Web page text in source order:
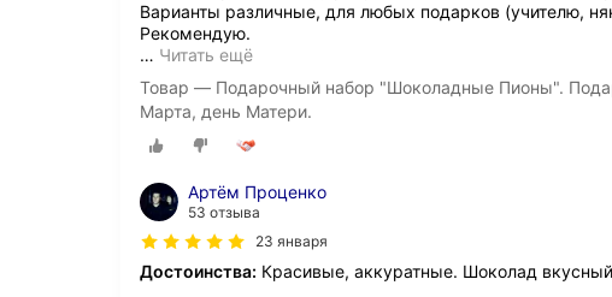
Варианты различные, для любых подарков (учителю,
… Читать ещё
Товар — Подарочный набор "Шоколадные Пионы".
Марта, день Матери.
Артём Проценко
53 отзыва
23 января
Достоинства: Красивые, аккуратные. Шоколад